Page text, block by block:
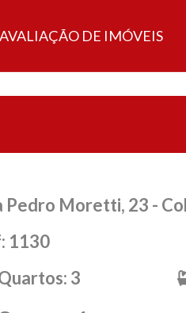
AVALIAÇÃO DE IMÓVEIS
Pedro Moretti, 23 -
1130
3